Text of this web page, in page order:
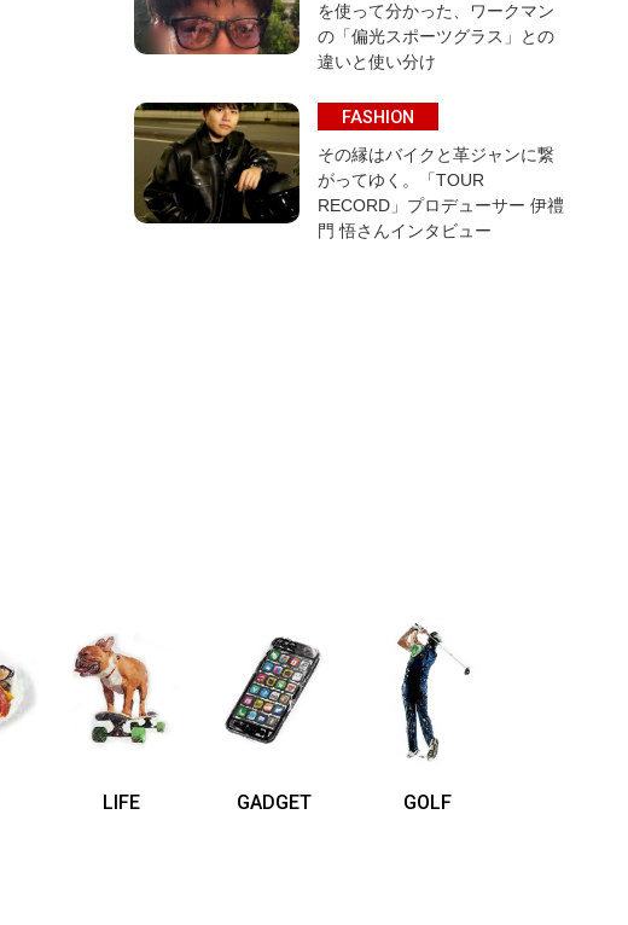
を使って分かった、ワークマン
の「偏光スポーツグラス」との
違いと使い分け
FASHION
その縁はバイクと革ジャンに繋
がってゆく。「TOUR
RECORD」プロデューサー 伊禮
門 悟さんインタビュー
LIFE GADGET GOLF